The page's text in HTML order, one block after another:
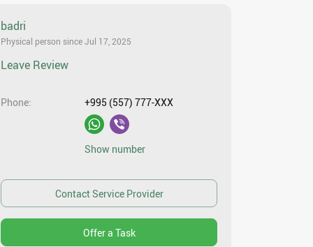
badri
Physical person since Jul 17, 2025
Leave Review
Phone +995 (557) 777-XXX
Show number